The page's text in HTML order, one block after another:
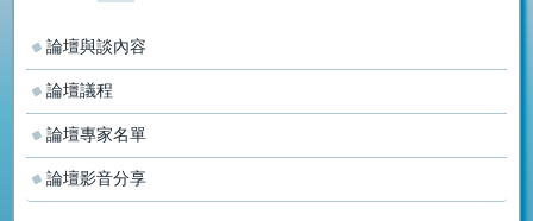
論壇與談內容
論壇議程
論壇專家名單
論壇影音分享